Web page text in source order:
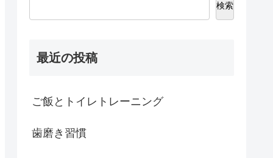
検索
最近の投稿
ご飯とトイレトレーニング
歯磨き習慣